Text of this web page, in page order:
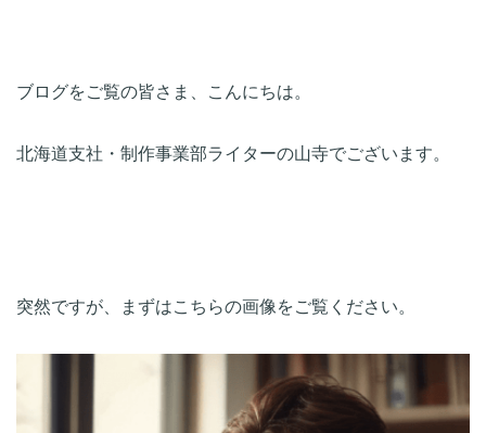
ブログをご覧の皆さま、こんにちは。
北海道支社・制作事業部ライターの山寺でございます。
突然ですが、まずはこちらの画像をご覧ください。